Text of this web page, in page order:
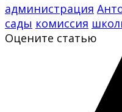
администрация
сады комиссия
Оцените статью